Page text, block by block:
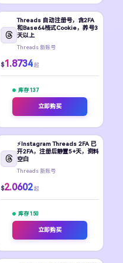
Threads 自动注册号，含2FA
和Base64格式Cookie，养号3
天以上
Threads 新账号
$1.8734 起
库存 137
立即购买
⚡️Instagram Threads 2FA 已
开2FA，注册后静置5+天，资料
空白
Threads 新账号
$2.0602 起
库存 150
立即购买